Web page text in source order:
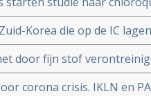
het coronavirus - COVID-
Korea die op de IC
behandeling van
door fijn stof
corona virus in
corona crisis. IKLN en